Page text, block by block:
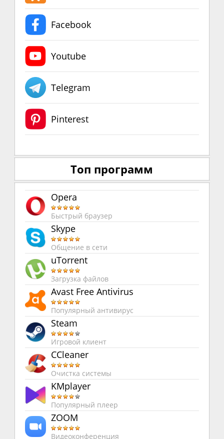
Facebook
Youtube
Telegram
Pinterest
Топ программ
Opera
Быстрый браузер
Skype
Общение в сети
uTorrent
Загрузка файлов
Avast Free Antivirus
Популярный антивирус
Steam
Игровой клиент
CCleaner
Очистка системы
KMplayer
Популярный плеер
ZOOM
Видеоконференция